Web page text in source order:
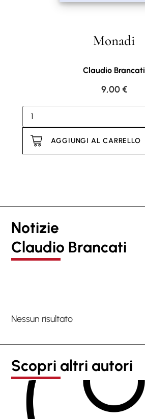
Monadi
Claudio Brancati
9,00€
AGGIUNGI AL CARRELLO
Notizie
Claudio Brancati
Nessun risultato
Scopri altri autori